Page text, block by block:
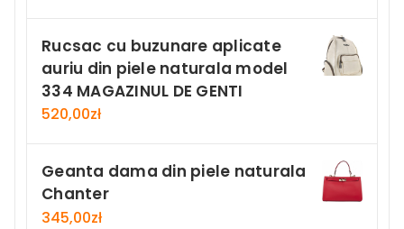
Rucsac cu buzunare aplicate
auriu din piele naturala model
334 MAGAZINUL DE GENTI
520,00zł
Geanta dama din piele naturala
Chanter
345,00zł